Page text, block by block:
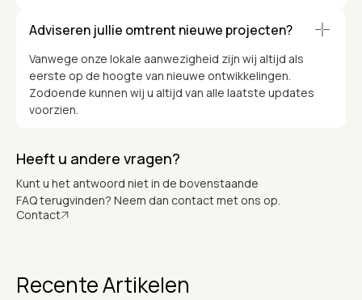
Adviseren jullie omtrent nieuwe projecten?
Vanwege onze lokale aanwezigheid zijn wij altijd als
eerste op de hoogte van nieuwe ontwikkelingen.
Zodoende kunnen wij u altijd van alle laatste updates
voorzien.
Heeft u andere vragen?
Kunt u het antwoord niet in de bovenstaande
FAQ terugvinden? Neem dan contact met ons op.
Contact
Recente Artikelen